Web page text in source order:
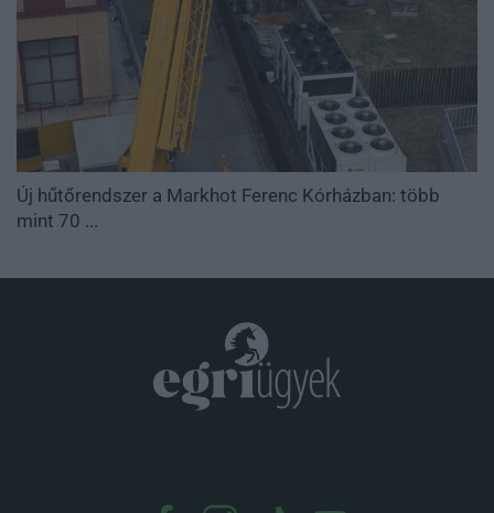
Új hűtőrendszer a Markhot Ferenc Kórházban: több
mint 70 ...